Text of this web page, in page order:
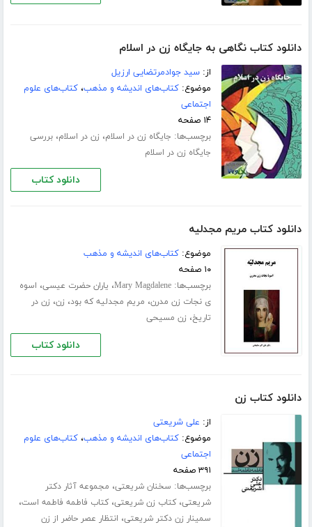
دانلود کتاب نگاهی به جایگاه زن در اسلام
از:سید جوادمرتضایی ارزیل
موضوع:کتاب‌های اندیشه و مذهب،کتاب‌های علوم
اجتماعی
۱۴ صفحه
برچسب‌ها: جایگاه زن در اسلام، زن در اسلام،بررسی
جایگاه زن در اسلام
دانلود کتاب
دانلود کتاب مریم مجدلیه
موضوع:کتاب‌های اندیشه و مذهب
۱۰ صفحه
برچسب‌ها:Mary Magdalene، یاران حضرت عیسی، اسوه
ی نجات زن مدرن، مریم مجدلیه که بود، زن، زن در
تاریخ، زن مسیحی
دانلود کتاب
دانلود کتاب زن
از: علی شریعتی
موضوع:کتاب‌های اندیشه و مذهب،کتاب‌های علوم
اجتماعی
۳۹۱ صفحه
برچسب‌ها: سخنان شریعتی، مجموعه آثار دکتر
شریعتی،کتاب زن شریعتی،کتاب فاطمه فاطمه است،
سمینار زن دکتر شریعتی، انتظار عصر حاضر از زن